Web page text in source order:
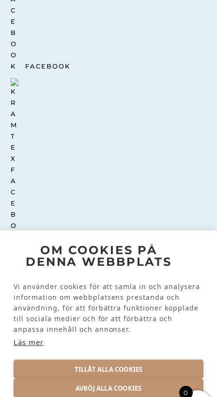
OM COOKIES PÅ
DENNA WEBBPLATS
Vi använder cookies för att samla in och analysera
information om webbplatsens prestanda och
användning, för att förbättra funktioner kopplade
till sociala medier och för att förbättra och
anpassa innehåll och annonser.
Läs mer
TILLÅT ALLA COOKIES
AVBÖJ ALLA COOKIES
FACEBOOK
INSTAGRAM
Kundinformation
KONTAKTA OSS
VANLIGA FRÅGOR
0